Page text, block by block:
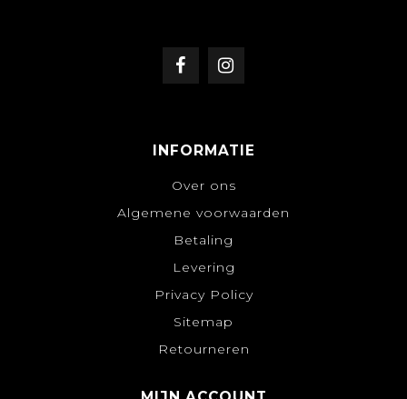
INFORMATIE
Over ons
Algemene voorwaarden
Betaling
Levering
Privacy Policy
Sitemap
Retourneren